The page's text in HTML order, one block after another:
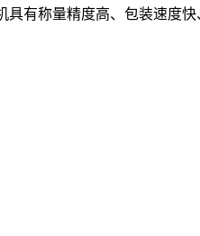
有称量精度高、包装速度快